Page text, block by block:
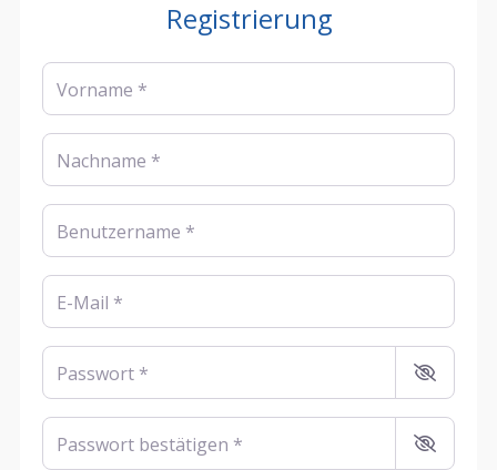
Registrierung
Vorname
Nachname
Benutzername
E-Mail
Passwort
Passwort bestätigen